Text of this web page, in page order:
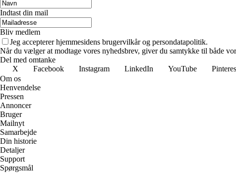
Indtast din mail
Bliv medlem
Jeg accepterer hjemmesidens brugervilkår og persondatapolitik.
Når du vælger at modtage vores nyhedsbrev, giver du samtykke til både
Del med omtanke
X
Facebook Instagram LinkedIn YouTube
Om os
Henvendelse
Pressen
Annoncer
Bruger
Mailnyt
Samarbejde
Din historie
Detaljer
Support
Spørgsmål